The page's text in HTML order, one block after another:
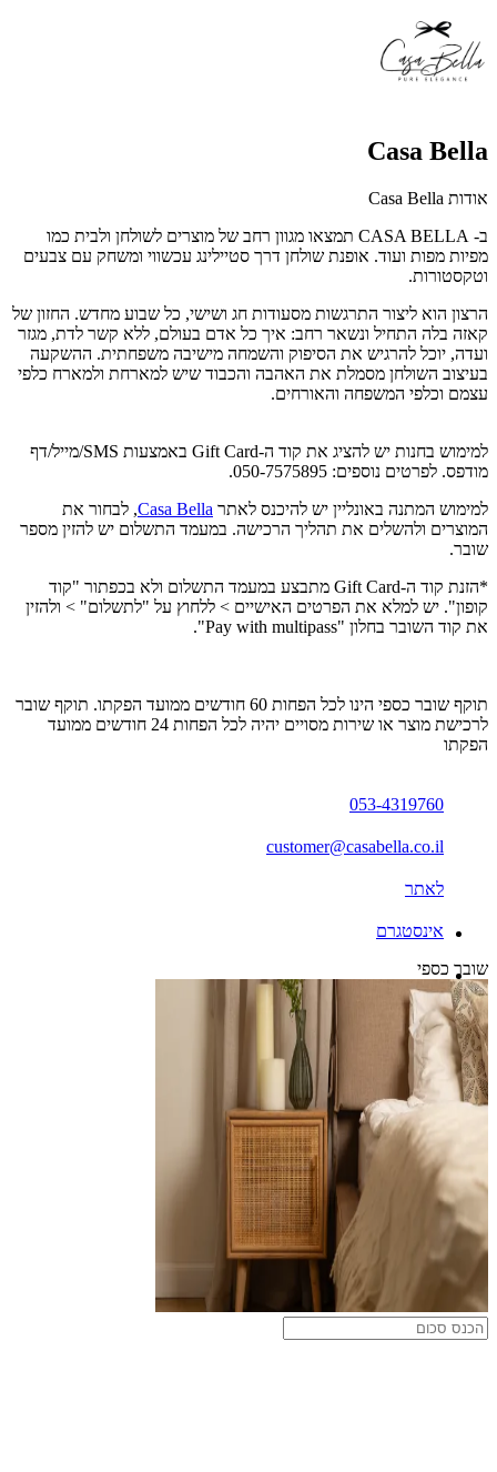
Casa Bella
אודות Casa Bella
ב- CASA BELLA תמצאו מגוון רחב של מוצרים לשולחן ולבית כמו
מפיות מפות ועוד. אופנת שולחן דרך סטיילינג עכשווי ומשחק עם צבעים
וטקסטורות.
הרצון הוא ליצור התרגשות מסעודות חג ושישי, כל שבוע מחדש. החזון של
קאזה בלה התחיל ונשאר רחב: איך כל אדם בעולם, ללא קשר לדת, מגזר
ועדה, יוכל להרגיש את הסיפוק והשמחה מישיבה משפחתית. ההשקעה
בעיצוב השולחן מסמלת את האהבה והכבוד שיש למארחת ולמארח כלפי
עצמם וכלפי המשפחה והאורחים.
למימוש בחנות יש להציג את קוד ה-Gift Card באמצעות SMS/מייל/דף
מודפס. לפרטים נוספים: 050-7575895.
למימוש המתנה באונליין יש להיכנס לאתר Casa Bella, לבחור את
המוצרים ולהשלים את תהליך הרכישה. במעמד התשלום יש להזין מספר
שובר.
*הזנת קוד ה-Gift Card מתבצע במעמד התשלום ולא בכפתור "קוד
קופון". יש למלא את הפרטים האישיים > ללחוץ על "לתשלום" > ולהזין
את קוד השובר בחלון "Pay with multipass".
תוקף שובר כספי הינו לכל הפחות 60 חודשים ממועד הפקתו. תוקף שובר
לרכישת מוצר או שירות מסויים יהיה לכל הפחות 24 חודשים ממועד
הפקתו
053-4319760
customer@casabella.co.il
לאתר
אינסטגרם
שובר כספי